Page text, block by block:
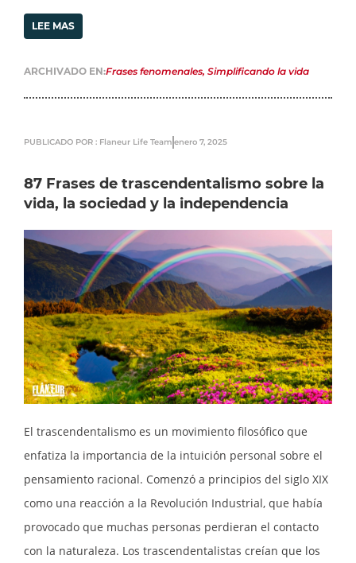
LEE MAS
ARCHIVADO EN:Frases fenomenales, Simplificando la vida
PUBLICADO POR : Flaneur Life Team enero 7, 2025
87 Frases de trascendentalismo sobre la
vida, la sociedad y la independencia
El trascendentalismo es un movimiento filosófico que
enfatiza la importancia de la intuición personal sobre el
pensamiento racional. Comenzó a principios del siglo XIX
como una reacción a la Revolución Industrial, que había
provocado que muchas personas perdieran el contacto
con la naturaleza. Los trascendentalistas creían que los